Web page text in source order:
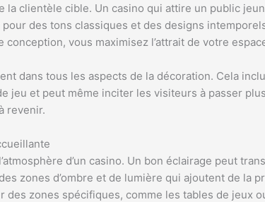
clientèle cible. Un casino qui attire un public
des tons classiques et des designs
vous maximisez l’attrait de votre
dans tous les aspects de la décoration. Cela
jeu et peut même inciter les visiteurs à passer
revenir.
d’un casino. Un bon éclairage peut
zones d’ombre et de lumière qui ajoutent de la
zones spécifiques, comme les tables de jeux